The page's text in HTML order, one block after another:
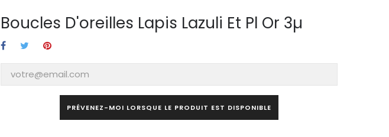
Boucles D'oreilles Lapis Lazuli Et Pl Or 3µ
PRÉVENEZ-MOI LORSQUE LE PRODUIT EST DISPONIBLE